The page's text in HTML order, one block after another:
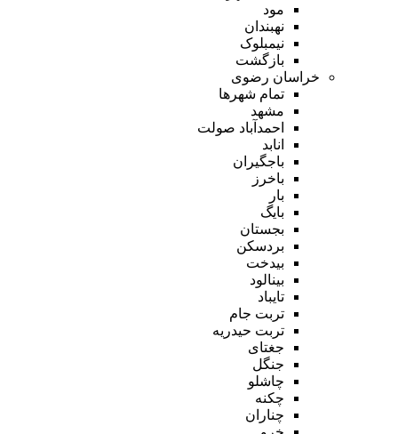
مود
نهبندان
نیمبلوک
بازگشت
خراسان رضوی
تمام شهر‌ها
مشهد
احمدآباد صولت
انابد
باجگیران
باخرز
بار
بایگ
بجستان
بردسکن
بیدخت
بینالود
تایباد
تربت جام
تربت حیدریه
جغتای
جنگل
چاشلو
چکنه
چناران